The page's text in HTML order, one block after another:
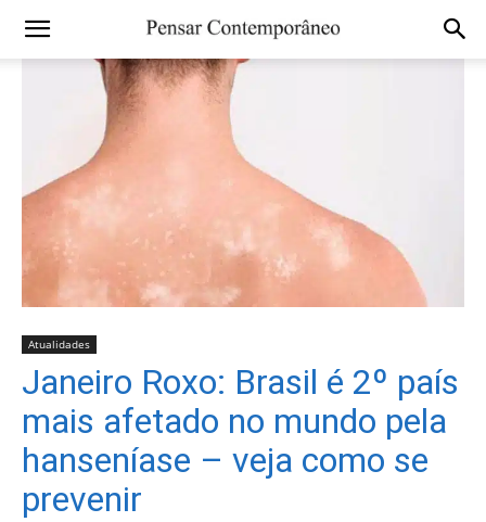
Atualidades
Janeiro Roxo: Brasil é 2º país
mais afetado no mundo pela
hanseníase – veja como se
prevenir